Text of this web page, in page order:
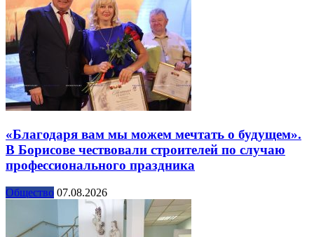
«Благодаря вам мы можем мечтать о будущем».
В Борисове чествовали строителей по случаю
профессионального праздника
Общество 07.08.2026